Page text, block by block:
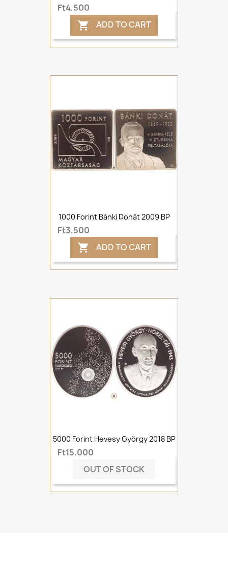
Ft4,500
 ADD TO CART
1000 Forint Bánki Donát 2009 BP
Ft3,500
 ADD TO CART
5000 Forint Hevesy György 2018 BP
Ft15,000
OUT OF STOCK